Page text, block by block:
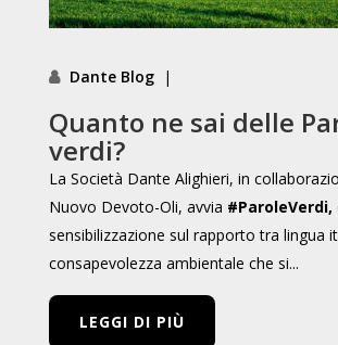
Dante Blog |
Quanto ne sai delle
verdi?
La Società Dante Alighieri, in
Nuovo Devoto-Oli, avvia #ParoleVerdi,
sensibilizzazione sul rapporto tra lingua
consapevolezza ambientale che si...
LEGGI DI PIÙ